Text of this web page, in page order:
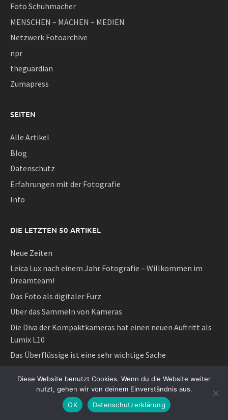
Foto Schuhmacher
MENSCHEN – MACHEN – MEDIEN
Netzwerk Fotoarchive
npr
theguardian
Zumapress
SEITEN
Alle Artikel
Blog
Datenschutz
Erfahrungen mit der Fotografie
Info
DIE LETZTEN 50 ARTIKEL
Neue Zeiten
Leica Lux nach einem Jahr Fotografie – Willkommen im
Dreamteam!
Das Foto als digitaler Furz
Über das Sammeln von Kameras
Die Diva der Kompaktkameras hat einen neuen Auftritt als
Lumix L10
Das Überflüssige ist eine sehr wichtige Sache
Schön und Reich und ihre sozialen Gebrauchsweisen der
Die neue Leica gibt es von Fuji?!
Diese Website benutzt Cookies. Wenn du die Website weiter
nutzt, gehen wir von deinem Einverständnis aus.
OK
Datenschutzerklärung